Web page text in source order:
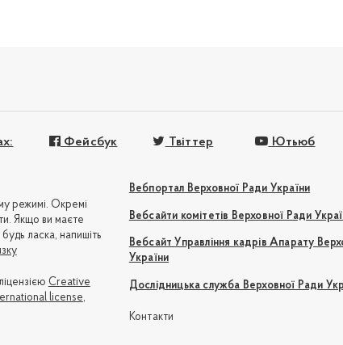
Фейсбук Твіттер Ютьюб
Вебпортал Верховної Ради України
Вебсайти комітетів Верховної Ради
Вебсайт Управління кадрів Апарату
України
Дослідницька служба Верховної Ради
Контакти
режимі. Окремі
Якщо ви маєте
ласка, напишіть
Creative
license,